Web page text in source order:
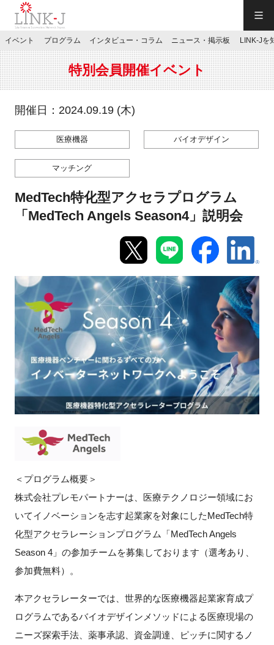
JP／EN
特別会員専用メニュー
お問い合わせ
新規登録
イベント
プログラム
インタビュー・コラム
LINK-Jを知る
特別会員
施設・アクセス
FAQ
イベントお知らせメール登録
イベント プログラム インタビュー・コラム ニュース・掲示板 LINK-Jを
特別会員開催イベント
開催日：2024.09.19 (木)
医療機器 バイオデザイン
マッチング
MedTech特化型アクセラプログラム
「MedTech Angels Season4」説明会
＜プログラム概要＞
株式会社プレモパートナーは、医療テクノロジー領域にお
いてイノベーションを志す起業家を対象にしたMedTech特
化型アクセラレーションプログラム「MedTech Angels
Season 4」の参加チームを募集しております（選考あり、
参加費無料）。
本アクセラレーターでは、世界的な医療機器起業家育成プ
ログラムであるバイオデザインメソッドによる医療現場の
ニーズ探索手法、薬事承認、資金調達、ピッチに関するノ